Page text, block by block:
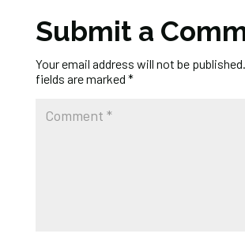
Submit a
Your email address will not be published.
fields are marked *